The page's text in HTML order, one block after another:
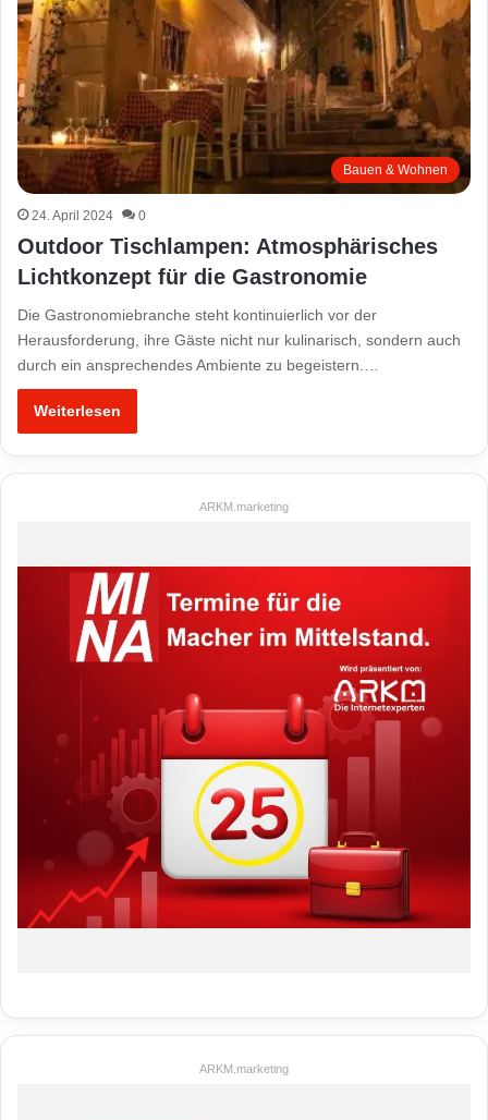
Bauen & Wohnen
24. April 2024 0
Outdoor Tischlampen: Atmosphärisches
Lichtkonzept für die Gastronomie
Die Gastronomiebranche steht kontinuierlich vor der
Herausforderung, ihre Gäste nicht nur kulinarisch, sondern auch
durch ein ansprechendes Ambiente zu begeistern.…
Weiterlesen
ARKM.marketing
ARKM.marketing